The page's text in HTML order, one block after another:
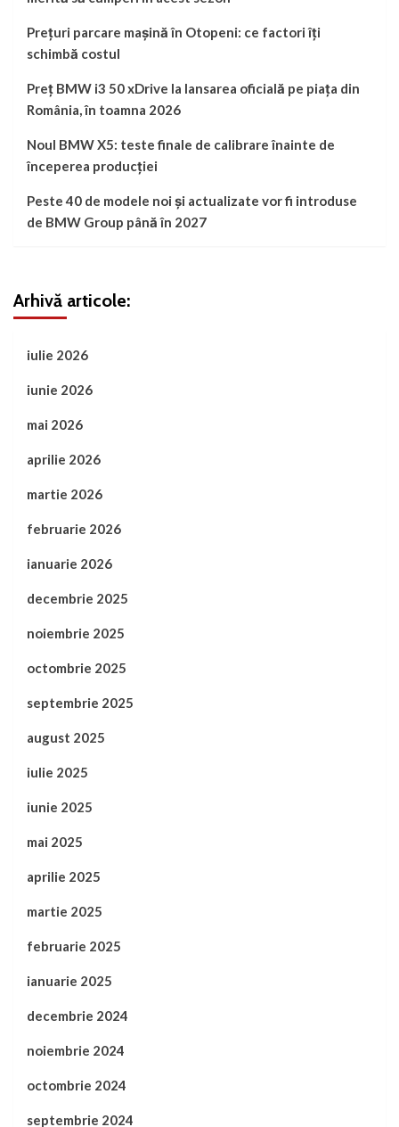
Prețuri parcare mașină în Otopeni: ce factori îți
schimbă costul
Preț BMW i3 50 xDrive la lansarea oficială pe piața din
România, în toamna 2026
Noul BMW X5: teste finale de calibrare înainte de
începerea producției
Peste 40 de modele noi și actualizate vor fi introduse
de BMW Group până în 2027
Arhivă articole:
iulie 2026
iunie 2026
mai 2026
aprilie 2026
martie 2026
februarie 2026
ianuarie 2026
decembrie 2025
noiembrie 2025
octombrie 2025
septembrie 2025
august 2025
iulie 2025
iunie 2025
mai 2025
aprilie 2025
martie 2025
februarie 2025
ianuarie 2025
decembrie 2024
noiembrie 2024
octombrie 2024
septembrie 2024